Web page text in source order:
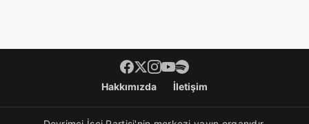
Footer menüHakkımızda İletişim